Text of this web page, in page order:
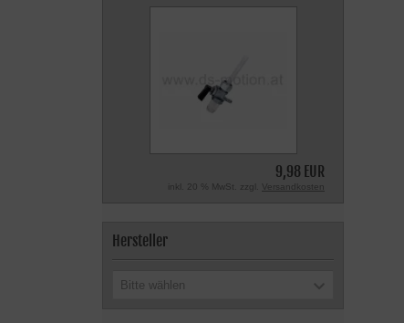
9,98 EUR
inkl. 20 % MwSt. zzgl. Versandkosten
Hersteller
Bitte wählen